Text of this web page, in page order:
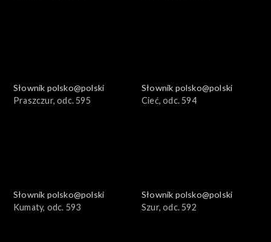
Słownik polsko@polski
Praszczur, odc. 595
Słownik polsko@polski
Cieć, odc. 594
Słownik polsko@polski
Kumaty, odc. 593
Słownik polsko@polski
Szur, odc. 592